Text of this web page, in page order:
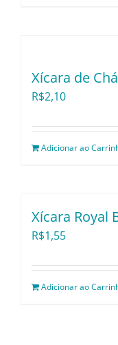
Xícara de
R$2,10
Adicionar ao
Xícara Royal
R$1,55
Adicionar ao